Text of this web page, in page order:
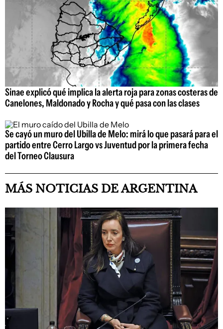
Sinae explicó qué implica la alerta roja para zonas costeras de
Canelones, Maldonado y Rocha y qué pasa con las clases
Se cayó un muro del Ubilla de Melo: mirá lo que pasará para el
partido entre Cerro Largo vs Juventud por la primera fecha
del Torneo Clausura
MÁS NOTICIAS DE ARGENTINA